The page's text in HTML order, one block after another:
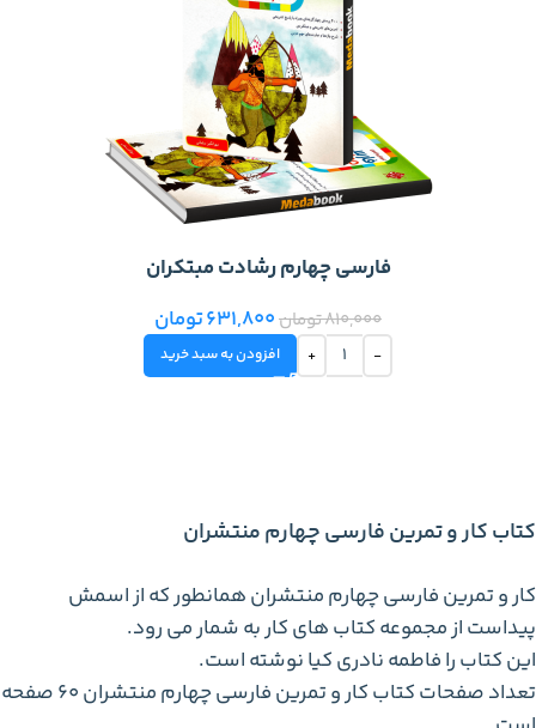
فارسی چهارم رشادت مبتکران
810,000تومان631,800تومان
افزودن به سبد خرید
کتاب کار و تمرین فارسی چهارم منتشران
کار و تمرین فارسی چهارم منتشران همانطور که از اسمش
پیداست از مجموعه کتاب های کار به شمار می رود.
این کتاب را فاطمه نادری کیا نوشته است.
تعداد صفحات کتاب کار و تمرین فارسی چهارم منتشران 60 صفحه